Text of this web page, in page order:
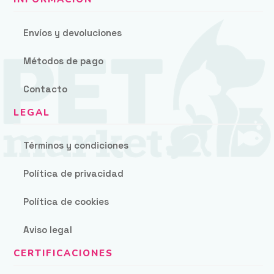
Envíos y devoluciones
Métodos de pago
Contacto
Términos y condiciones
Política de privacidad
Política de cookies
Aviso legal